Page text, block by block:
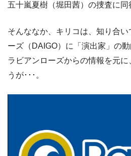
五十嵐夏樹（堀田茜）の捜査に同
そんななか、キリコは、知り合
ーズ（DAIGO）に「演出家」の動
ラビアンローズからの情報を元
うが･･･。